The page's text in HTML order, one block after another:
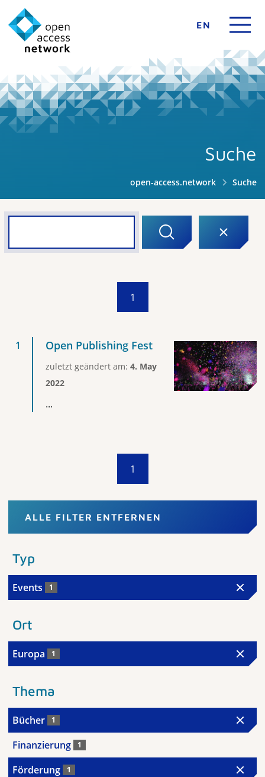
EN
Suche
open-access.network Suche
1
Open Publishing Fest
zuletzt geändert am: 4. May
2022
...
1
ALLE FILTER ENTFERNEN
Typ
Events 1
Ort
Europa 1
Thema
Bücher 1
Finanzierung 1
Förderung 1